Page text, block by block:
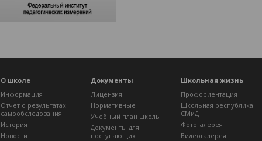
О школе
Информация
Отчет о результатах
самообследования
История
Новости
Документы
Лицензия
Нормативные
Учебный план школы
Документы для
поступающих
Школьная жизнь
Профориентация
Школьная республика
СМиД
Фотогалерея
Видеогалерея